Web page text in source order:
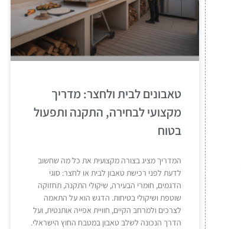
טאבונים לבית ולחצר: מדריך
מקצועי לבחירה, התקנה ותפעול
בטוח
המדריך מציג בצורה מקצועית את כל מה שחשוב
לדעת לפני רכישת טאבון לבית או לחצר: סוגי
הדגמים, חומרי הבעירה, שיקולי התקנה, תחזוקה
שוטפת ושיקולי בטיחות. הדגש הוא על התאמה
לצרכים ולמרחב הקיים, חוויית אפייה אותנטית, ועל
הדרך הנכונה לשלב טאבון במטבח החוץ הישראלי.